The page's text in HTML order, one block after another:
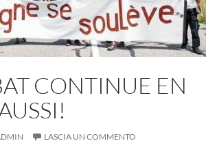
CONTINUE EN
LASCIA UN COMMENTO